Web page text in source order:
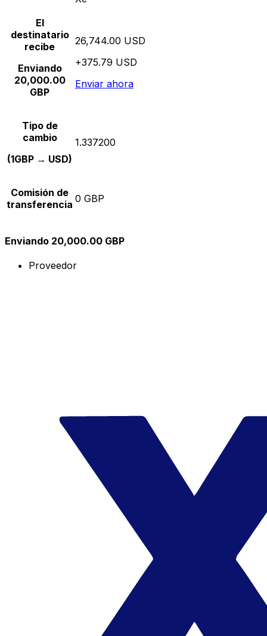
El
destinatario
recibe
Enviando
20,000.00
GBP
26,744.00 USD
+375.79 USD
Enviar ahora
Tipo de
cambio
(1GBP → USD)
1.337200
Comisión de
transferencia 0 GBP
Enviando 20,000.00 GBP
Proveedor